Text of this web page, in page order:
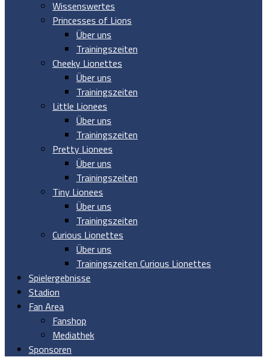
Wissenswertes
Princesses of Lions
Über uns
Trainingszeiten
Cheeky Lionettes
Über uns
Trainingszeiten
Little Lionees
Über uns
Trainingszeiten
Pretty Lionees
Über uns
Trainingszeiten
Tiny Lionees
Über uns
Trainingszeiten
Curious Lionettes
Über uns
Trainingszeiten Curious Lionettes
Spielergebnisse
Stadion
Fan Area
Fanshop
Mediathek
Sponsoren